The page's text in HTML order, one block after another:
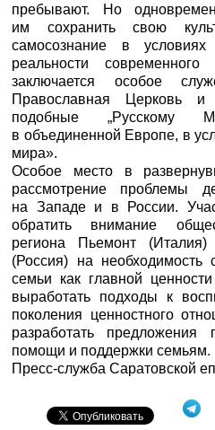
пребывают. Но
им сохранить свою
самосознание в
реальности
заключается особое
Прaвославная Церковь и
подобные „Русскому
в объединенной Европе, в
мира».
Особое место в
рассмотрение проблемы
на Западе и в России.
обратить внимание
региона Пьемонт
(Россия) на необходимость
семьи как главной
выработать подходы к
поколения ценностного
разработать предложения
помощи и поддержки семьям.
Пресс-служба Саратовской